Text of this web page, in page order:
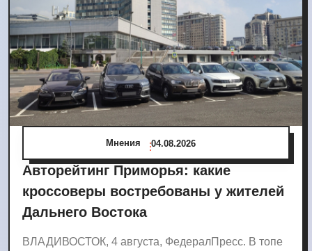
Мнения 04.08.2026
Авторейтинг Приморья: какие
кроссоверы востребованы у жителей
Дальнего Востока
ВЛАДИВОСТОК, 4 августа, ФедералПресс. В топе